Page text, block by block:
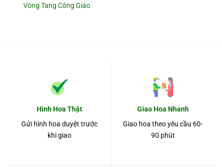
Vòng Tang Công Giáo
Hình Hoa Thật
Gửi hình hoa duyệt trước
khi giao
Giao Hoa Nhanh
Giao hoa theo yêu cầu 60-
90 phút